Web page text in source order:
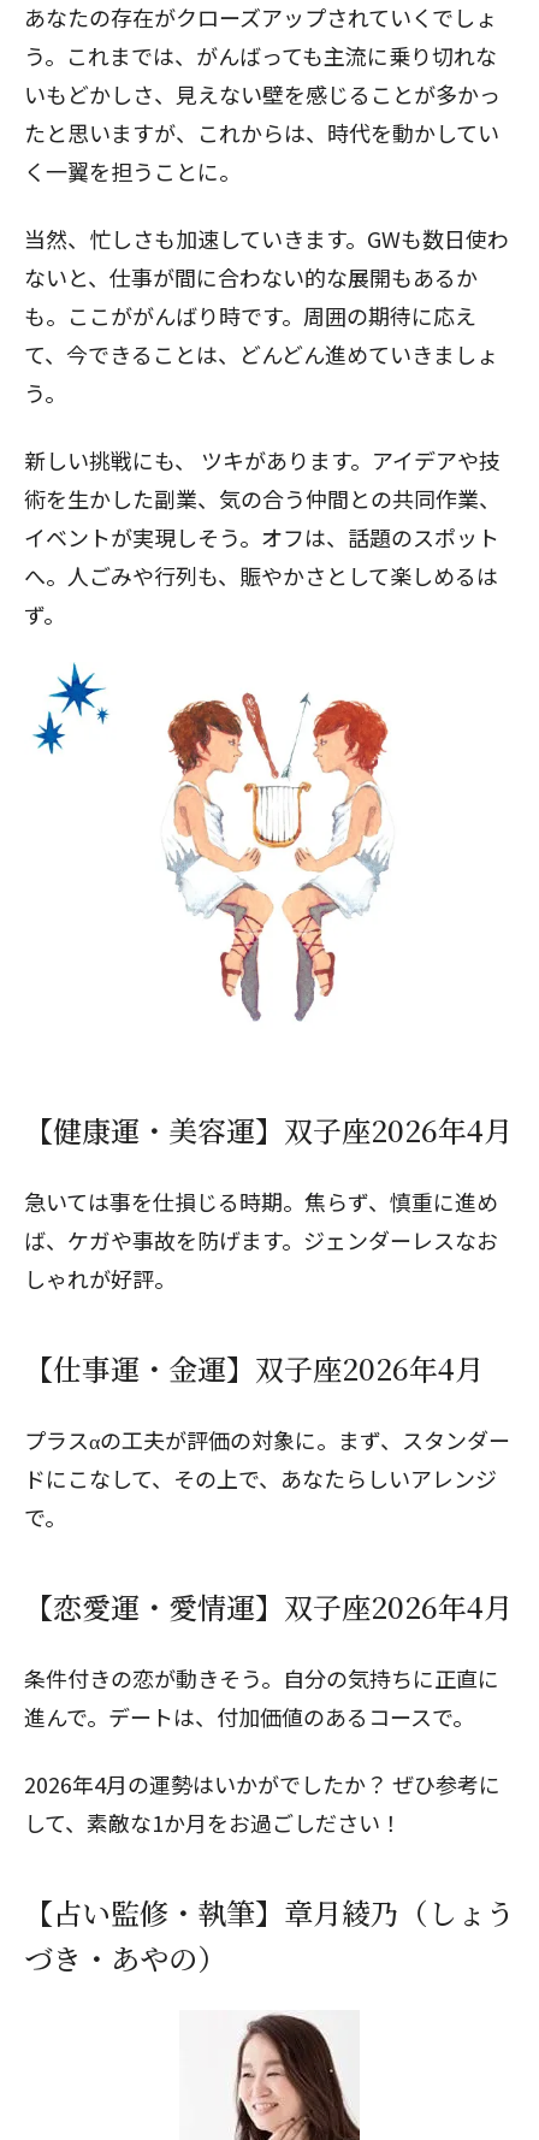
あなたの存在がクローズアップされていくでしょ
う。これまでは、がんばっても主流に乗り切れな
いもどかしさ、見えない壁を感じることが多かっ
たと思いますが、これからは、時代を動かしてい
く一翼を担うことに。
当然、忙しさも加速していきます。GWも数日使わ
ないと、仕事が間に合わない的な展開もあるか
も。ここががんばり時です。周囲の期待に応え
て、今できることは、どんどん進めていきましょ
う。
新しい挑戦にも、
ツキがあります。アイデアや技
術を生かした副業、気の合う仲間との共同作業、
イベントが実現しそう。オフは、話題のスポット
へ。人ごみや行列も、賑やかさとして楽しめるは
ず。
【健康運・美容運】双子座2026年4月
急いては事を仕損じる時期。焦らず、慎重に進め
ば、ケガや事故を防げます。ジェンダーレスなお
しゃれが好評。
【仕事運・金運】双子座2026年4月
プラスαの工夫が評価の対象に。まず、スタンダー
ドにこなして、その上で、あなたらしいアレンジ
で。
【恋愛運・愛情運】双子座2026年4月
条件付きの恋が動きそう。自分の気持ちに正直に
進んで。デートは、付加価値のあるコースで。
2026年4月の運勢はいかがでしたか？ ぜひ参考に
して、素敵な1か月をお過ごしださい！
【占い監修・執筆】章月綾乃（しょう
づき・あやの）